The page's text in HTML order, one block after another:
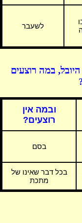
לשעבר
במה רוצעים
ובמה אין
רוצעים?
בסם
בכל דבר שאינו של
מתכת